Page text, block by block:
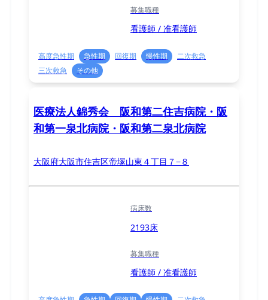
募集職種
看護師 / 准看護師
高度急性期 急性期 回復期 慢性期
二次救急
三次救急
その他
医療法人錦秀会 阪和第二住吉病院・阪
和第一泉北病院・阪和第二泉北病院
大阪府大阪市住吉区帝塚山東４丁目７−８
病床数
2193床
募集職種
看護師 / 准看護師